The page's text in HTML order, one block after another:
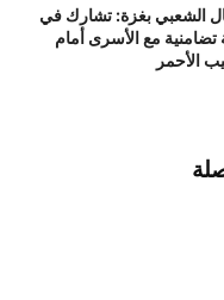
الشعبي بغزة: تشارك في
تضامنية مع الأسرى أمام
الأحمر